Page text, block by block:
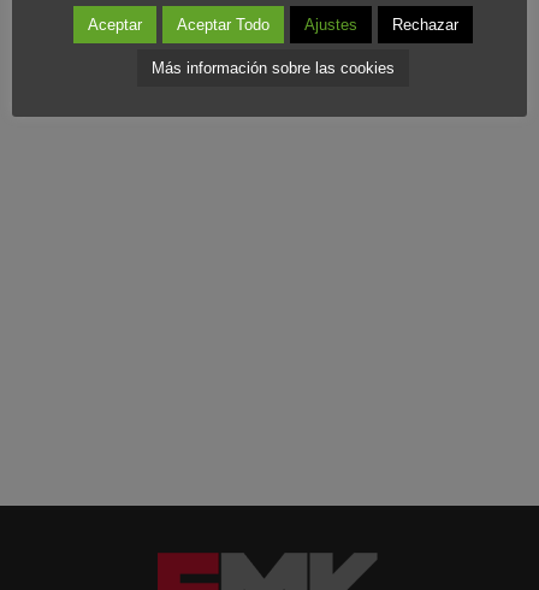
En el otro extremo
estarían marcas comoGeneral Motors y
que tan solo consiguen un 40% de las reducciones de
Aceptar Aceptar Todo Ajustes Rechazar
Más información sobre las cookies